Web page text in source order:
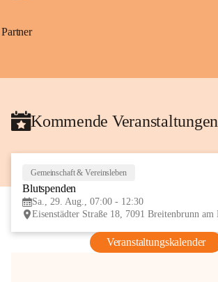
Partner
Kommende Veranstaltungen
Gemeinschaft & Vereinsleben
Blutspenden
Sa., 29. Aug., 07:00 - 12:30
Veranstaltungskalender